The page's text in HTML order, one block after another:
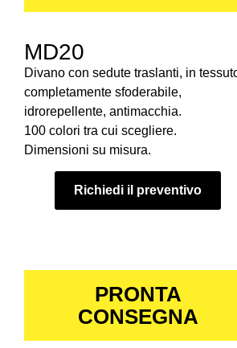
MD20
Divano con sedute traslanti, in
completamente sfoderabile,
idrorepellente, antimacchia.
100 colori tra cui scegliere.
Dimensioni su misura.
Richiedi il preventivo
PRONTA
CONSEGNA